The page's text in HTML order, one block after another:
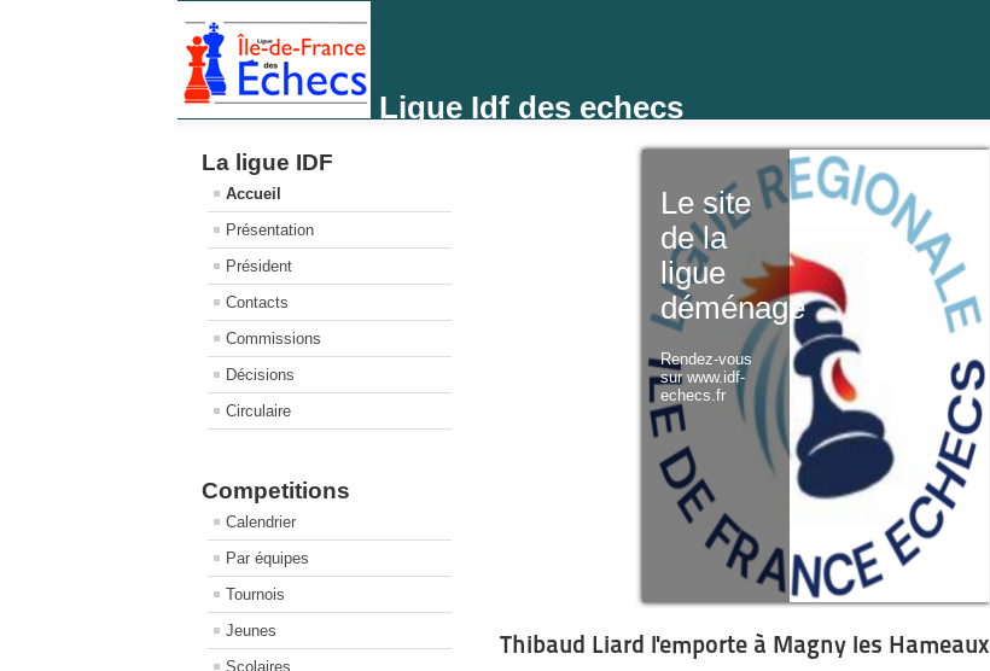
Ligue Idf des echecs
La ligue IDF
Accueil
Présentation
Président
Contacts
Commissions
Décisions
Circulaire
Competitions
Calendrier
Par équipes
Tournois
Jeunes
Scolaires
Le site
de la
ligue
déménage
Rendez-vous
sur www.idf-
echecs.fr
Thibaud Liard l'emporte à Magny les Hameaux